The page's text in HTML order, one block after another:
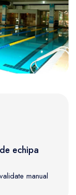
echipa
manual